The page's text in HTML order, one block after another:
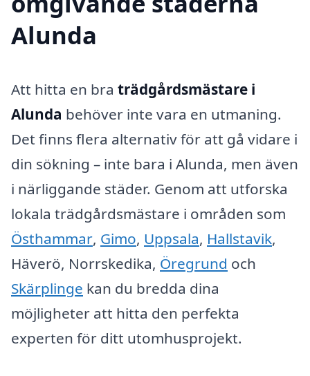
Alunda
Att hitta en bra trädgårdsmästare i
Alunda behöver inte vara en utmaning.
Det finns flera alternativ för att gå vidare i
din sökning – inte bara i Alunda, men även
i närliggande städer. Genom att utforska
lokala trädgårdsmästare i områden som
Östhammar, Gimo, Uppsala, Hallstavik,
Häverö, Norrskedika, Öregrund och
Skärplinge kan du bredda dina
möjligheter att hitta den perfekta
experten för ditt utomhusprojekt.